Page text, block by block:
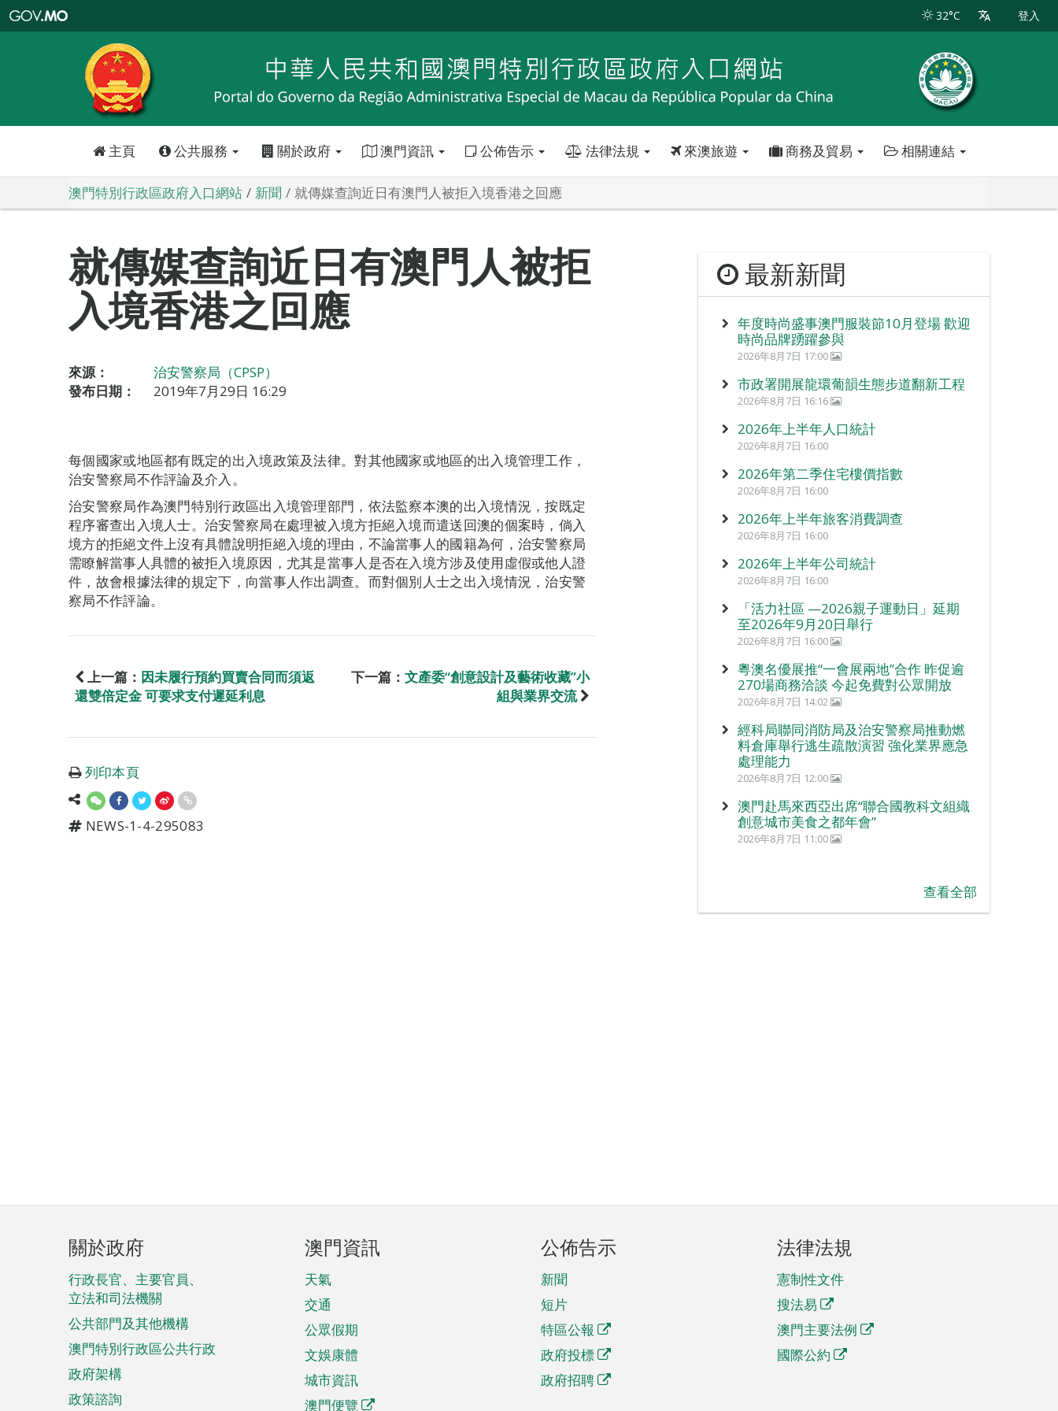
特
政
區
政
口
32°C 登入
主頁 公共服務 關於政府 澳門資訊 公佈告示 法律法規 來澳旅遊 商務及貿易 相關連結
澳門特別行政區政府入口網站 新聞 就傳媒查詢近日有澳門人被拒入境香港之回應
就傳媒查詢近日有澳門人被拒
入境香港之回應
來源：
治安警察局（CPSP）
發布日期：
2019年7月29日 16:29
每個國家或地區都有既定的出入境政策及法律。對其他國家或地區的出入境管理工作，
治安警察局不作評論及介入。
治安警察局作為澳門特別行政區出入境管理部門，依法監察本澳的出入境情況，按既定
程序審查出入境人士。治安警察局在處理被入境方拒絕入境而遣送回澳的個案時，倘入
境方的拒絕文件上沒有具體說明拒絕入境的理由，不論當事人的國籍為何，治安警察局
需瞭解當事人具體的被拒入境原因，尤其是當事人是否在入境方涉及使用虛假或他人證
件，故會根據法律的規定下，向當事人作出調查。而對個別人士之出入境情況，治安警
察局不作評論。
上一篇： 因未履行預約買賣合同而須返
還雙倍定金 可要求支付遲延利息
下一篇： 文產委“創意設計及藝術收藏”小
組與業界交流
列印本頁
NEWS-1-4-295083
最新新聞
年度時尚盛事澳門服裝節10月登場 歡迎
時尚品牌踴躍參與
2026年8月7日 17:00
市政署開展龍環葡韻生態步道翻新工程
2026年8月7日 16:16
2026年上半年人口統計
2026年8月7日 16:00
2026年第二季住宅樓價指數
2026年8月7日 16:00
2026年上半年旅客消費調查
2026年8月7日 16:00
2026年上半年公司統計
2026年8月7日 16:00
「活力社區 —2026親子運動日」延期
至2026年9月20日舉行
2026年8月7日 16:00
粵澳名優展推“一會展兩地”合作 昨促逾
270場商務洽談 今起免費對公眾開放
2026年8月7日 14:02
經科局聯同消防局及治安警察局推動燃
料倉庫舉行逃生疏散演習 強化業界應急
處理能力
2026年8月7日 12:00
澳門赴馬來西亞出席“聯合國教科文組織
創意城市美食之都年會”
2026年8月7日 11:00
查看全部
頁
腳
菜
單
關於政府
行政長官、主要官員、
立法和司法機關
公共部門及其他機構
澳門特別行政區公共行政
政府架構
政策諮詢
澳門資訊
天氣
交通
公眾假期
文娛康體
城市資訊
澳門便覽
公佈告示
新聞
短片
特區公報
政府投標
政府招聘
法律法規
憲制性文件
搜法易
澳門主要法例
國際公約